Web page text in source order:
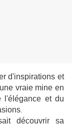
d'inspirations et
vraie mine en
l'élégance et du
découvrir sa